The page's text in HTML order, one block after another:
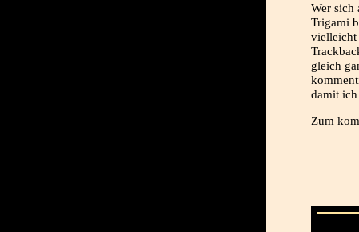
Wer sich
Trigami
vielleicht
gleich
damit
Zum